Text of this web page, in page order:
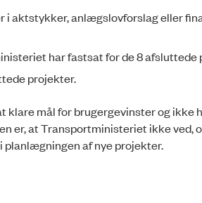
i aktstykker, anlægslovforslag eller
har fastsat for de 8
projekter.
mål for brugergevinster og ikke
er, at Transportministeriet ikke ved,
planlægningen af nye projekter.